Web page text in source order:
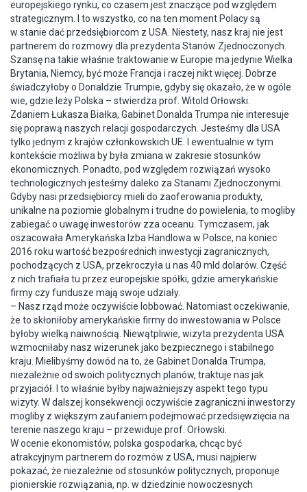
europejskiego rynku, co czasem jest znaczące pod względem
strategicznym. I to wszystko, co na ten moment Polacy są
w stanie dać przedsiębiorcom z USA. Niestety, nasz kraj nie jest
partnerem do rozmowy dla prezydenta Stanów Zjednoczonych.
Szansę na takie właśnie traktowanie w Europie ma jedynie Wielka
Brytania, Niemcy, być może Francja i raczej nikt więcej. Dobrze
świadczyłoby o Donaldzie Trumpie, gdyby się okazało, że w ogóle
wie, gdzie leży Polska – stwierdza prof. Witold Orłowski.
Zdaniem Łukasza Białka, Gabinet Donalda Trumpa nie interesuje
się poprawą naszych relacji gospodarczych. Jesteśmy dla USA
tylko jednym z krajów członkowskich UE. I ewentualnie w tym
kontekście możliwa by była zmiana w zakresie stosunków
ekonomicznych. Ponadto, pod względem rozwiązań wysoko
technologicznych jesteśmy daleko za Stanami Zjednoczonymi.
Gdyby nasi przedsiębiorcy mieli do zaoferowania produkty,
unikalne na poziomie globalnym i trudne do powielenia, to mogliby
zabiegać o uwagę inwestorów zza oceanu. Tymczasem, jak
oszacowała Amerykańska Izba Handlowa w Polsce, na koniec
2016 roku wartość bezpośrednich inwestycji zagranicznych,
pochodzących z USA, przekroczyła u nas 40 mld dolarów. Część
z nich trafiała tu przez europejskie spółki, gdzie amerykańskie
firmy czy fundusze mają swoje udziały.
– Nasz rząd może oczywiście lobbować. Natomiast oczekiwanie,
że to skłoniłoby amerykańskie firmy do inwestowania w Polsce
byłoby wielką naiwnością. Niewątpliwie, wizyta prezydenta USA
wzmocniłaby nasz wizerunek jako bezpiecznego i stabilnego
kraju. Mielibyśmy dowód na to, że Gabinet Donalda Trumpa,
niezależnie od swoich politycznych planów, traktuje nas jak
przyjaciół. I to właśnie byłby najważniejszy aspekt tego typu
wizyty. W dalszej konsekwencji oczywiście zagraniczni inwestorzy
mogliby z większym zaufaniem podejmować przedsięwzięcia na
terenie naszego kraju – przewiduje prof. Orłowski.
W ocenie ekonomistów, polska gospodarka, chcąc być
atrakcyjnym partnerem do rozmów z USA, musi najpierw
pokazać, że niezależnie od stosunków politycznych, proponuje
pionierskie rozwiązania, np. w dziedzinie nowoczesnych